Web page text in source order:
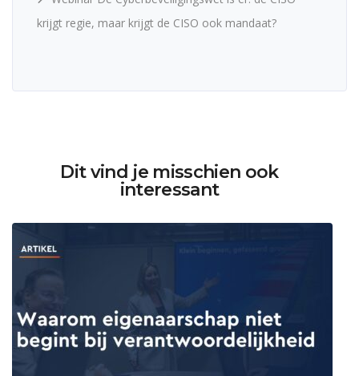
krijgt regie, maar krijgt de CISO ook mandaat?
Dit vind je misschien ook
interessant